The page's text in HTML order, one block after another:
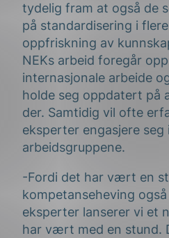
tydelig fram at også de
på standardisering i
oppfriskning av
NEKs arbeid foregår
internasjonale arbeide
holde seg oppdatert på
der. Samtidig vil ofte
eksperter engasjere
arbeidsgruppene.
-Fordi det har vært en
kompetanseheving
eksperter lanserer vi et
har vært med en stund.